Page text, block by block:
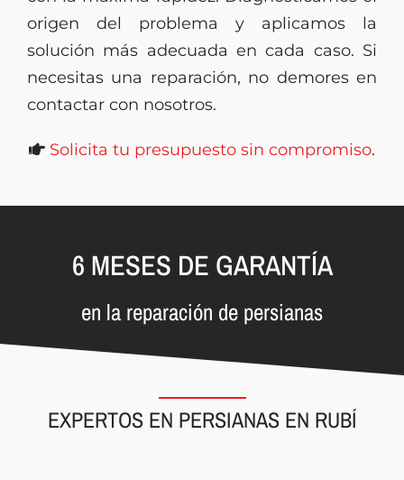
origen del problema y aplicamos la
solución más adecuada en cada caso. Si
necesitas una reparación, no demores en
contactar con nosotros.
Solicita tu presupuesto sin compromiso.
6 MESES DE GARANTÍA
en la reparación de persianas
EXPERTOS EN PERSIANAS EN RUBÍ